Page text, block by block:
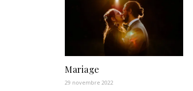
Mariage
29 novembre 2022